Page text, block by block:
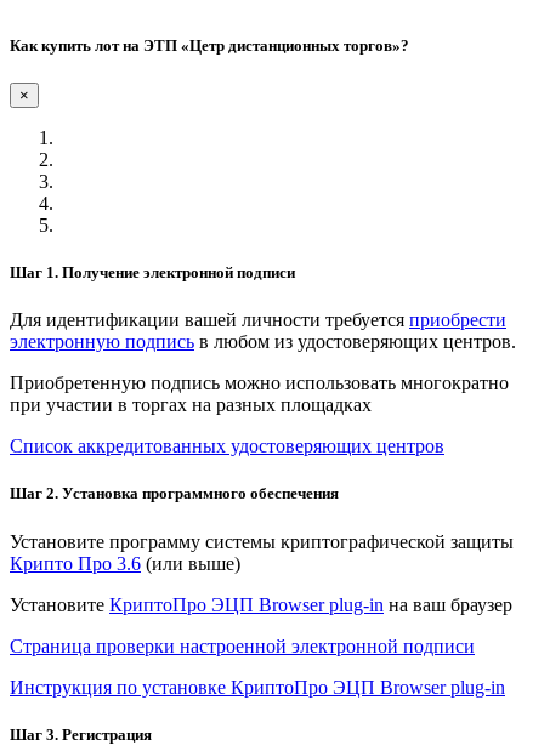
Как купить лот на ЭТП «Цетр дистанционных торгов»?
×
Шаг 1. Получение электронной подписи
Для идентификации вашей личности требуется приобрести
электронную подпись в любом из удостоверяющих центров.
Приобретенную подпись можно использовать многократно
при участии в торгах на разных площадках
Список аккредитованных удостоверяющих центров
Шаг 2. Установка программного обеспечения
Установите программу системы криптографической защиты
Крипто Про 3.6 (или выше)
Установите КриптоПро ЭЦП Browser plug-in на ваш браузер
Страница проверки настроенной электронной подписи
Инструкция по установке КриптоПро ЭЦП Browser plug-in
Шаг 3. Регистрация